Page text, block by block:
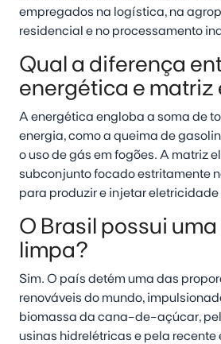
empregados na logística, na
residencial e no processamento
Qual a diferença
energética e matriz
A energética engloba a soma de
energia, como a queima de
o uso de gás em fogões. A matriz
subconjunto focado estritamente
para produzir e injetar eletricidade
O Brasil possui
limpa?
Sim. O país detém uma das
renováveis do mundo,
biomassa da cana-de-açúcar,
usinas hidrelétricas e pela